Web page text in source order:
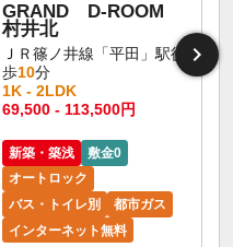
GRAND D-ROOM
村井北
ＪＲ篠ノ井線「平田」駅徒
歩10分
1K - 2LDK
69,500 - 113,500円
新築・築浅
敷金0
オートロック
バス・トイレ別
都市ガス
インターネット無料